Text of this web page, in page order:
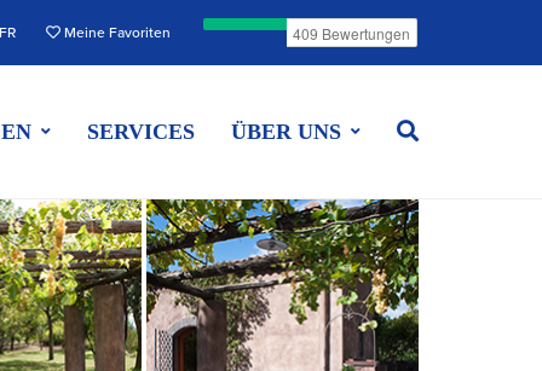
FR Meine Favoriten
SERVICES ÜBER UNS